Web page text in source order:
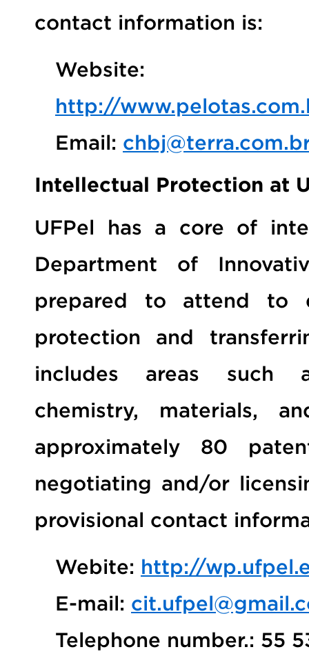
contact information is:
Website:
http://
Email:
Intellectual Protection at
UFPel has a core of
Department of
prepared to attend to
protection and
includes areas such
chemistry, materials,
approximately 80
negotiating and/or
provisional contact
Webite: http://
E-mail:
Telephone number.: 55